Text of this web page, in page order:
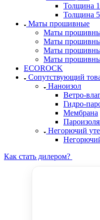
Толщина
Толщина
Маты прошивные
Маты
Маты
Маты
Маты
ECOROCK
Сопутствующий
Наноизол
Ветро-
Гидро-
Мембрана
Негорючий
Как стать дилером?